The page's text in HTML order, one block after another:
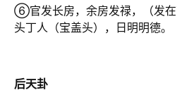
⑥官发长房，余房发禄，（发
头丁人（宝盖头），日明明德。
后天卦